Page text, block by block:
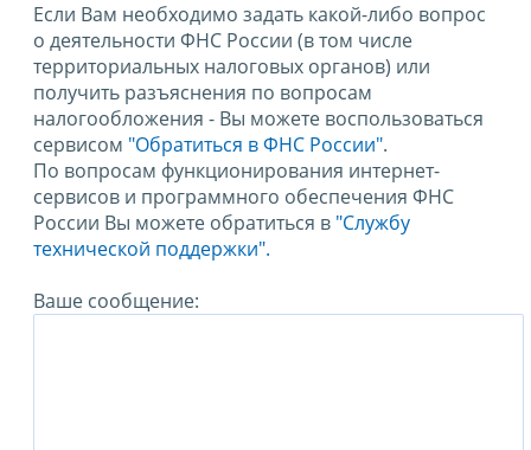
Если Вам необходимо задать какой-либо вопрос
о деятельности ФНС России (в том числе
территориальных налоговых органов) или
получить разъяснения по вопросам
налогообложения - Вы можете воспользоваться
сервисом "Обратиться в ФНС России".
По вопросам функционирования интернет-
сервисов и программного обеспечения ФНС
России Вы можете обратиться в "Службу
технической поддержки".
Ваше сообщение: